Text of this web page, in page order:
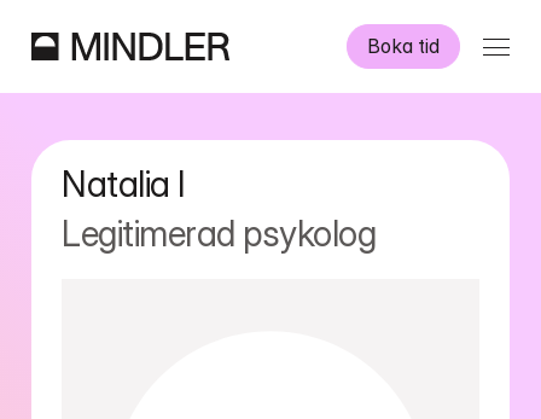
Boka tid
Information
Övriga tjänster
Natalia I
Legitimerad psykolog